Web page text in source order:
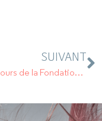
SUIVANT
Le concours de la Fondation Guillaume, c’est maintenant !